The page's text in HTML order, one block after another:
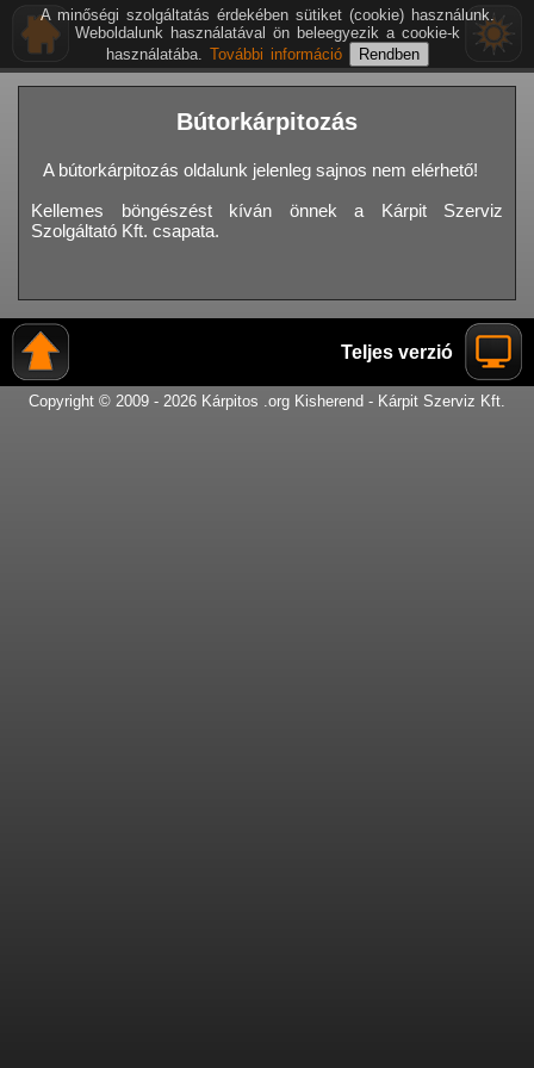
Bútorkárpitozás
A bútorkárpitozás oldalunk jelenleg sajnos nem elérhető!
Kellemes böngészést kíván önnek a Kárpit Szerviz
Szolgáltató Kft. csapata.
Teljes verzió
Copyright © 2009 - 2026 Kárpitos .org Kisherend - Kárpit Szerviz Kft.
A minőségi szolgáltatás érdekében sütiket (cookie) használunk.
Weboldalunk használatával ön beleegyezik a cookie-k
használatába. További információ